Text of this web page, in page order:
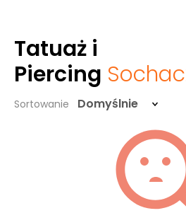
Tatuaż i
Piercing
Sortowanie Domyślnie